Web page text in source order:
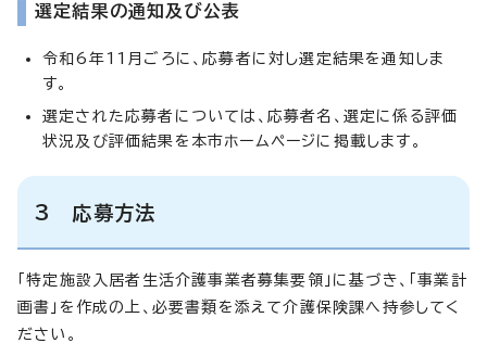
選定結果の通知及び公表
令和6年11月ごろに、応募者に対し選定結果を通知しま
す。
選定された応募者については、応募者名、選定に係る評価
状況及び評価結果を本市ホームページに掲載します。
3 応募方法
「特定施設入居者生活介護事業者募集要領」に基づき、「事業計
画書」を作成の上、必要書類を添えて介護保険課へ持参してく
ださい。